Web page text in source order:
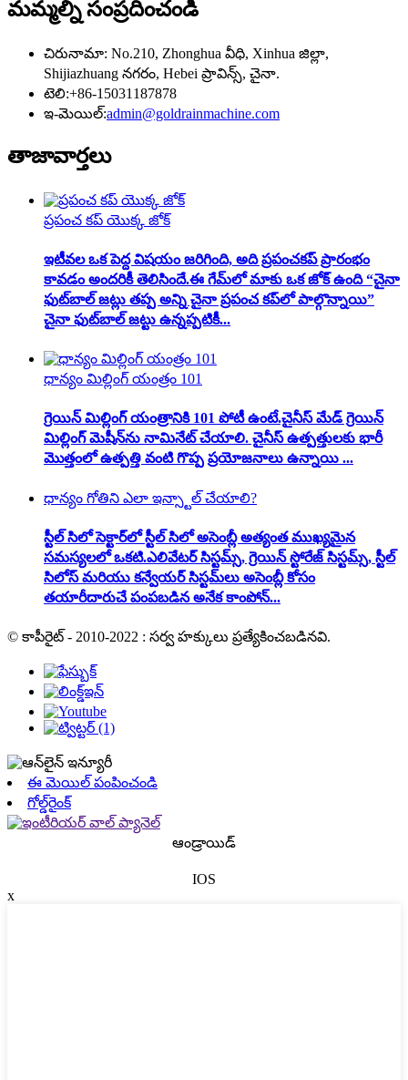
మమ్మల్ని సంప్రదించండి
చిరునామా: No.210, Zhonghua వీధి, Xinhua జిల్లా,
Shijiazhuang నగరం, Hebei ప్రావిన్స్, చైనా.
టెలి:+86-15031187878
ఇ-మెయిల్:admin@goldrainmachine.com
తాజావార్తలు
ప్రపంచ కప్ యొక్క జోక్
ఇటీవల ఒక పెద్ద విషయం జరిగింది, అది ప్రపంచకప్ ప్రారంభం
కావడం అందరికీ తెలిసిందే.ఈ గేమ్‌లో మాకు ఒక జోక్ ఉంది “చైనా
ఫుట్‌బాల్ జట్లు తప్ప అన్ని చైనా ప్రపంచ కప్‌లో పాల్గొన్నాయి”
చైనా ఫుట్‌బాల్ జట్టు ఉన్నప్పటికీ...
ధాన్యం మిల్లింగ్ యంత్రం 101
గ్రెయిన్ మిల్లింగ్ యంత్రానికి 101 పోటీ ఉంటే.చైనీస్ మేడ్ గ్రెయిన్
మిల్లింగ్ మెషీన్‌ను నామినేట్ చేయాలి. చైనీస్ ఉత్పత్తులకు భారీ
మొత్తంలో ఉత్పత్తి వంటి గొప్ప ప్రయోజనాలు ఉన్నాయి ...
ధాన్యం గోతిని ఎలా ఇన్స్టాల్ చేయాలి?
స్టీల్ సిలో సెక్టార్‌లో స్టీల్ సిలో అసెంబ్లీ అత్యంత ముఖ్యమైన
సమస్యలలో ఒకటి.ఎలివేటర్ సిస్టమ్స్, గ్రెయిన్ స్టోరేజ్ సిస్టమ్స్, స్టీల్
సిలోస్ మరియు కన్వేయర్ సిస్టమ్‌లు అసెంబ్లీ కోసం
తయారీదారుచే పంపబడిన అనేక కాంపోన్...
© కాపీరైట్ - 2010-2022 : సర్వ హక్కులు ప్రత్యేకించబడినవి.
ఈ మెయిల్ పంపించండి
గోల్డ్‌రైంక్
ఆండ్రాయిడ్
IOS
x